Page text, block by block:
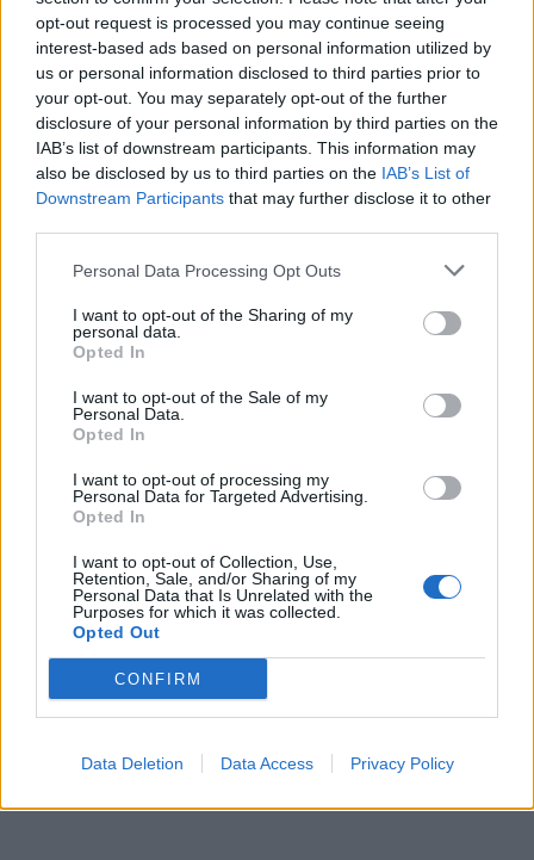
opt-out request is processed you may continue seeing
interest-based ads based on personal information utilized by
us or personal information disclosed to third parties prior to
your opt-out. You may separately opt-out of the further
disclosure of your personal information by third parties on the
IAB’s list of downstream participants. This information may
also be disclosed by us to third parties on the IAB’s List of
Downstream Participants that may further disclose it to other
Personal Data Processing Opt Outs
I want to opt-out of the Sharing of my
personal data.
Opted In
I want to opt-out of the Sale of my
Personal Data.
Opted In
I want to opt-out of processing my
Personal Data for Targeted Advertising.
Opted In
I want to opt-out of Collection, Use,
Retention, Sale, and/or Sharing of my
Personal Data that Is Unrelated with the
Purposes for which it was collected.
Opted Out
CONFIRM
Data Deletion Data Access Privacy Policy
scorsa estate?
"Molto spesso non ci sono trattative o volontà
da parte nostra di trasferire calciatori e a volte
le voci danno fastidio, soprattutto a stagione
Zirkzee perché ha attivato la clausola e
Calafiori perché era motivato a muoversi e
nessun club riesce a trattenere calciatori